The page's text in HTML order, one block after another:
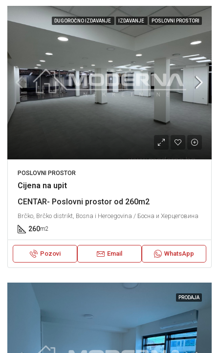
DUGOROČNO IZDAVANJE IZDAVANJE POSLOVNI PROSTORI
POSLOVNI PROSTOR
Cijena na upit
CENTAR- Poslovni prostor od 260m2
Brčko, Brčko distrikt, Bosna i Hercegovina / Босна и Херцеговина
260m2
Pozovi Email WhatsApp
PRODAJA